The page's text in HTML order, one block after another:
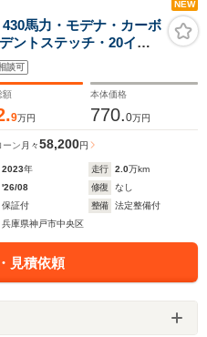
NEW
馬力・モデナ・カーボ
ントステッチ・20イン
トベンチレーション・
談可
額
9万円
本体価格
770.0万円
ーン 月々58,200円
2023年 走行 2.0万km
'26/08 修復
なし
保証付 整備
法定整備付
兵庫県神戸市中央区
見積依頼